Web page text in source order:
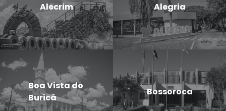
Alecrim Alegria
Boa Vista do
Buricá
Bossoroca